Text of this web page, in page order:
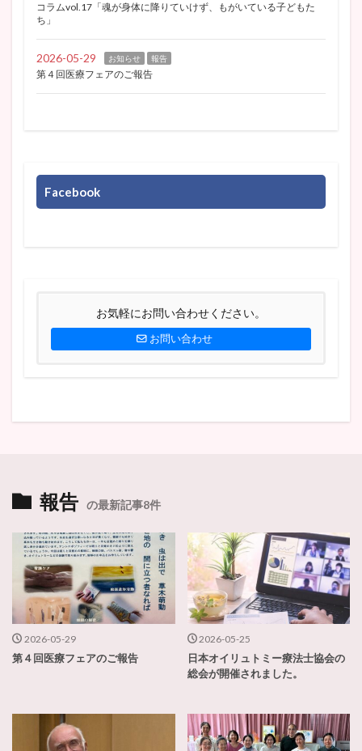
コラムvol.17「魂が身体に降りていけず、もがいている子どもた
ち」
2026-05-29 お知らせ 報告
第４回医療フェアのご報告
Facebook
お気軽にお問い合わせください。
お問い合わせ
報告 の最新記事8件
2026-05-29
第４回医療フェアのご報告
2026-05-25
日本オイリュトミー療法士協会の
総会が開催されました。